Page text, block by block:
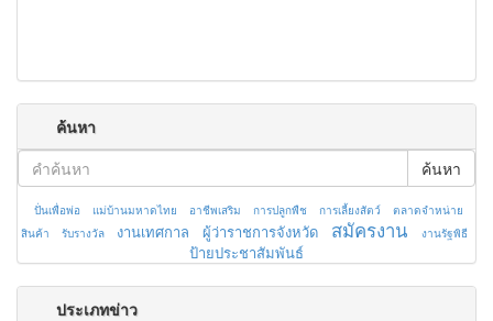
ค้นหา
ค้นหา
ปั่นเพื่อพ่อ แม่บ้านมหาดไทย อาชีพเสริม การปลูกพืช การเลี้ยงสัตว์
ตลาดจำหน่าย
สินค้า
รับรางวัล งานเทศกาล ผู้ว่าราชการจังหวัด สมัครงาน งานรัฐพิธี
ป้ายประชาสัมพันธ์
ประเภทข่าว